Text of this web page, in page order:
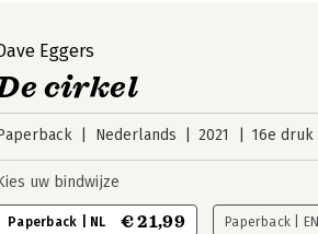
Eggers
cirkel
Nederlands 2021 16e druk
uw bindwijze
Paperback | NL € 21,99 Paperback | EN